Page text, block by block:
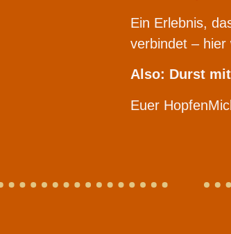
Ein Erlebnis,
verbindet – hier
Also: Durst
Euer